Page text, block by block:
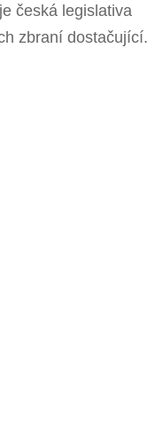
česká legislativa
zbraní dostačující.